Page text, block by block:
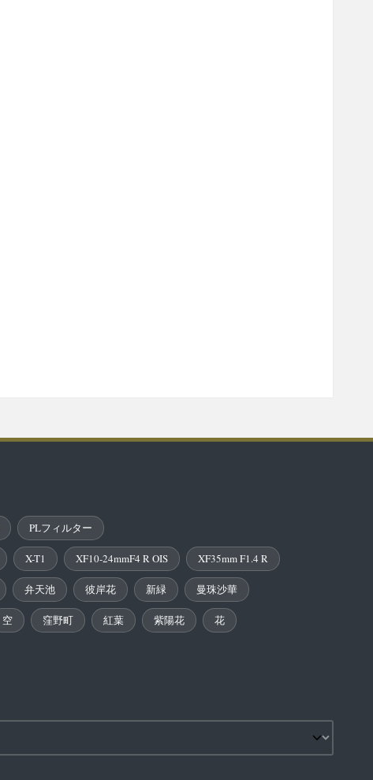
PLフィルター
X-T1 XF10-24mmF4 R OIS XF35mm F1.4 R
弁天池 彼岸花 新緑 曼珠沙華
空 窪野町 紅葉 紫陽花 花